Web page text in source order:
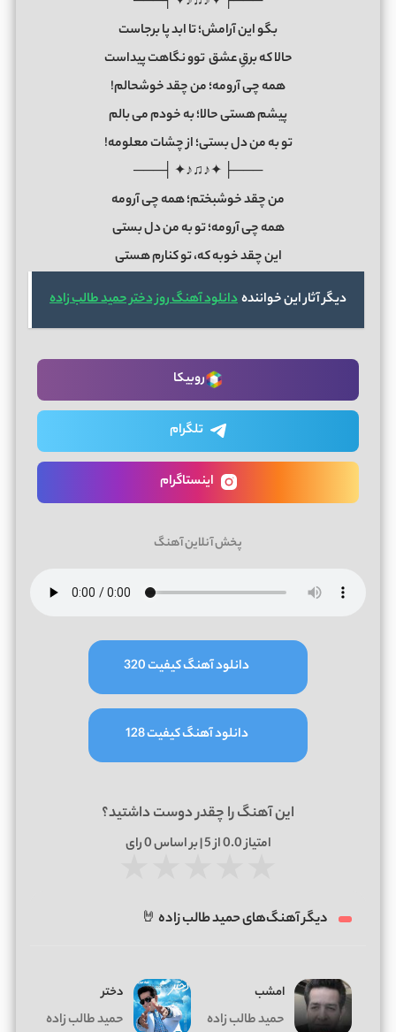
بگو این آرامش؛ تا ابد پا برجاست
حالا که برقِ عشق توو نگاهت پیداست
همه چی آرومه؛ من چقد خوشحالم!
پیشم هستی حالا؛ به خودم می بالم
تو به من دل بستی؛ از چشات معلومه!
───├ ✦♪♫♪✦ ┤───
من چقد خوشبختم؛ همه چی آرومه
همه چی آرومه؛ تو به من دل بستی
این چقد خوبه که، تو کنارم هستی
دیگر آثار این خوانندهدانلود آهنگ روز دختر حمید طالب زاده
روبیکا
تلگرام
اینستاگرام
پخش آنلاین آهنگ
دانلود آهنگ کیفیت 320
دانلود آهنگ کیفیت 128
این آهنگ را چقدر دوست داشتید؟
امتیاز0.0از 5 | بر اساس 0رای
دیگر آهنگ‌های حمید طالب زاده 🤘
امشب
حمید طالب زاده
دختر
حمید طالب زاده